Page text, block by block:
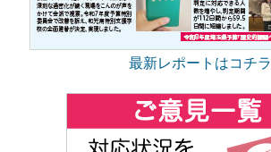
最新レポートはコチラ